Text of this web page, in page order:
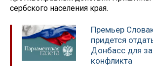
сербского населения края.
Премьер
придется
Донбасс для
конфликта